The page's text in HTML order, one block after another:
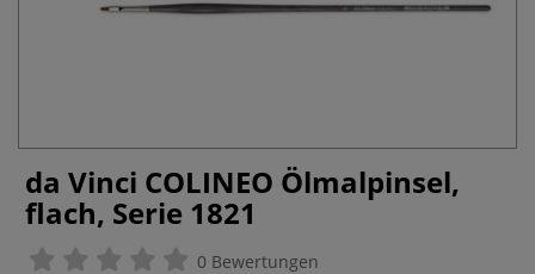
da Vinci COLINEO Ölmalpinsel,
flach, Serie 1821
0 Bewertungen